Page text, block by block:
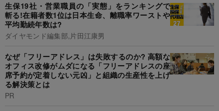
生保19社・営業職員の「実態」をランキングで
斬る!在籍者数1位は日本生命、離職率ワーストや
平均勤続年数は?
ダイヤモンド編集部,片田江康男
なぜ「フリーアドレス」は失敗するのか? 高額な
オフィス改修がムダになる「フリーアドレスの座
席予約が定着しない元凶」と組織の生産性を上げ
る解決策とは
PR